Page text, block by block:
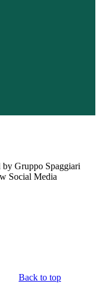
Gruppo Spaggiari
Social Media
Back to top